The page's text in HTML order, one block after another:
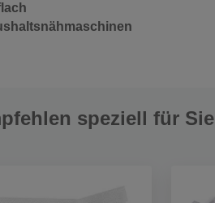
speziell für Sie